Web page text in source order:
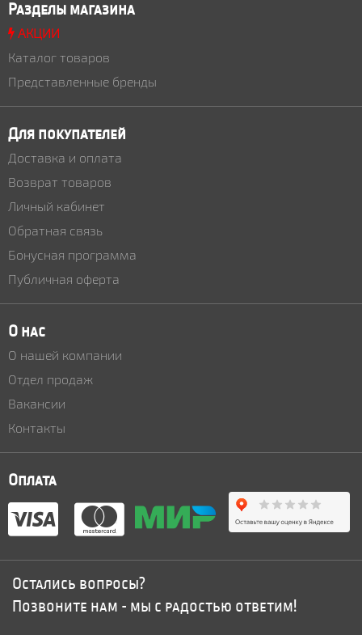
Разделы магазина
АКЦИИ
Каталог товаров
Представленные бренды
Для покупателей
Доставка и оплата
Возврат товаров
Личный кабинет
Обратная связь
Бонусная программа
Публичная оферта
О нас
О нашей компании
Отдел продаж
Вакансии
Контакты
Оплата
Остались вопросы?
Позвоните нам - мы с радостью ответим!